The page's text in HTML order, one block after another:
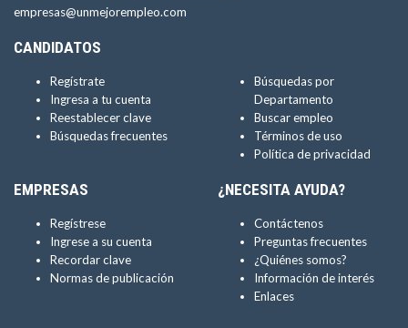
empresas@unmejorempleo.com
CANDIDATOS
Regístrate
Ingresa a tu cuenta
Reestablecer clave
Búsquedas frecuentes
Búsquedas por
Departamento
Buscar empleo
Términos de uso
Política de privacidad
EMPRESAS
Regístrese
Ingrese a su cuenta
Recordar clave
Normas de publicación
¿NECESITA AYUDA?
Contáctenos
Preguntas frecuentes
¿Quiénes somos?
Información de interés
Enlaces